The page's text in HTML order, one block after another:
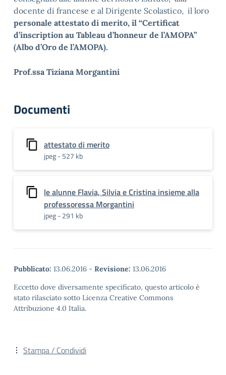
docente di francese e al Dirigente Scolastico, il loro
personale attestato di merito, il “Certificat
d’inscription au Tableau d’honneur de l’AMOPA”
(Albo d’Oro de l’AMOPA).
Prof.ssa Tiziana Morgantini
Documenti
attestato di merito
jpeg - 527 kb
le alunne Flavia, Silvia e Cristina insieme alla
professoressa Morgantini
jpeg - 291 kb
Pubblicato: 13.06.2016 - Revisione: 13.06.2016
Eccetto dove diversamente specificato, questo articolo è
stato rilasciato sotto Licenza Creative Commons
Attribuzione 4.0 Italia.
Stampa / Condividi